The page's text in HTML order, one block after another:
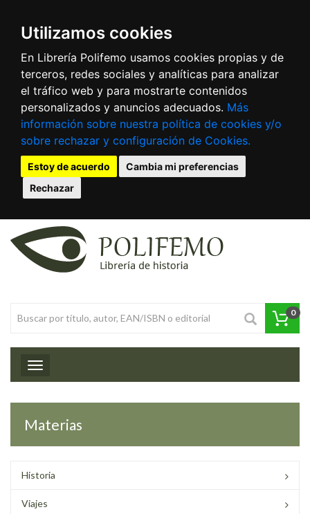
Utilizamos cookies
En Librería Polifemo usamos cookies propias y de
terceros, redes sociales y analíticas para analizar
el tráfico web y para mostrarte contenidos
personalizados y anuncios adecuados. Más
información sobre nuestra política de cookies y/o
sobre rechazar y configuración de Cookies.
Estoy de acuerdo
Cambia mi preferencias
Rechazar
0
Toggle navigation
Materias
Historia
Viajes